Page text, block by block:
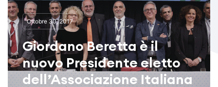
Ottobre 30, 2017
Giordano Beretta è il
nuovo Presidente eletto
dell’Associazione Italiana